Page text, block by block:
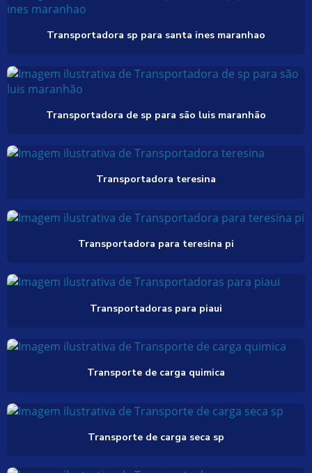
Transportadora sp para santa ines maranhao
Transportadora de sp para são luis maranhão
Transportadora teresina
Transportadora para teresina pi
Transportadoras para piaui
Transporte de carga quimica
Transporte de carga seca sp